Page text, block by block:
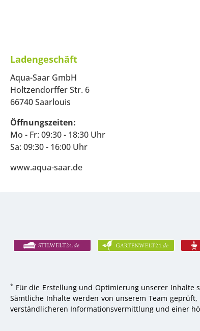
Ladengeschäft
Aqua-Saar GmbH
Holtzendorffer Str. 6
66740 Saarlouis
Öffnungszeiten:
Mo - Fr: 09:30 - 18:30 Uhr
Sa: 09:30 - 16:00 Uhr
www.aqua-saar.de
* Für die Erstellung und Optimierung unserer Inhalte
Sämtliche Inhalte werden von unserem Team
verständlicheren Informationsvermittlung und einer